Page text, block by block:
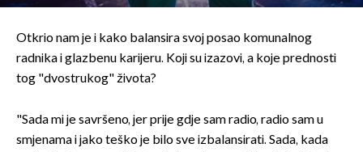
Otkrio nam je i kako balansira svoj posao komunalnog
radnika i glazbenu karijeru. Koji su izazovi, a koje prednosti
tog "dvostrukog" života?
"Sada mi je savršeno, jer prije gdje sam radio, radio sam u
smjenama i jako teško je bilo sve izbalansirati. Sada, kada